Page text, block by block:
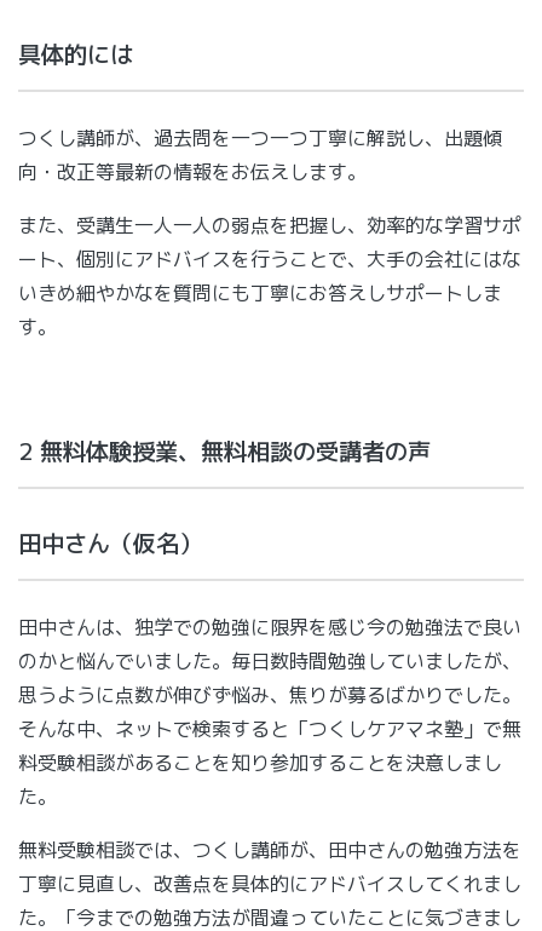
具体的には
つくし講師が、過去問を一つ一つ丁寧に解説し、出題傾
向・改正等最新の情報をお伝えします。
また、受講生一人一人の弱点を把握し、効率的な学習サポ
ート、個別にアドバイスを行うことで、大手の会社にはな
いきめ細やかなを質問にも丁寧にお答えしサポートしま
す。
2 無料体験授業、無料相談の受講者の声
田中さん（仮名）
田中さんは、独学での勉強に限界を感じ今の勉強法で良い
のかと悩んでいました。毎日数時間勉強していましたが、
思うように点数が伸びず悩み、焦りが募るばかりでした。
そんな中、ネットで検索すると「つくしケアマネ塾」で無
料受験相談があることを知り参加することを決意しまし
た。
無料受験相談では、つくし講師が、田中さんの勉強方法を
丁寧に見直し、改善点を具体的にアドバイスしてくれまし
た。「今までの勉強方法が間違っていたことに気づきまし